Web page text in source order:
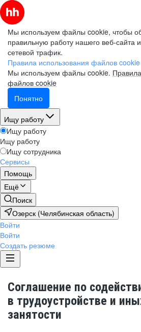
Мы используем файлы cookie, чтобы
правильную работу нашего веб-сайта
сетевой трафик.
Правила использования файлов cookie
Мы используем файлы cookie.
файлов cookie
Понятно
Ищу работу
Ищу работу
Ищу работу
Ищу сотрудника
Сервисы
Помощь
Ещё
Поиск
Озерск (Челябинская область)
Войти
Войти
Создать резюме
Соглашение по
в трудоустройстве и
занятости